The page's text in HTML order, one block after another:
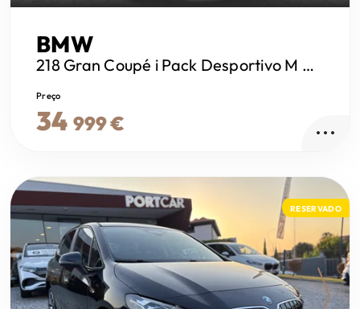
BMW
218 Gran Coupé i Pack Desportivo M Pro
Preço
34 999 €
RESERVADO
Next